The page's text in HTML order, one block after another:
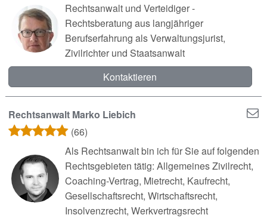
Rechtsanwalt und Verteidiger -
Rechtsberatung aus langjähriger
Berufserfahrung als Verwaltungsjurist,
Zivilrichter und Staatsanwalt
Kontaktieren
Rechtsanwalt Marko Liebich
(66)
Als Rechtsanwalt bin ich für Sie auf folgenden
Rechtsgebieten tätig: Allgemeines Zivilrecht,
Coaching-Vertrag, Mietrecht, Kaufrecht,
Gesellschaftsrecht, Wirtschaftsrecht,
Insolvenzrecht, Werkvertragsrecht